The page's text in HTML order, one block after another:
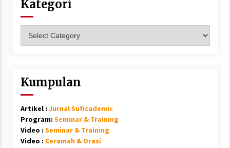
Kategori
Kumpulan
Artikel : Jurnal Suficademic
Program: Seminar & Training
Video : Seminar & Training
Video : Ceramah & Orasi